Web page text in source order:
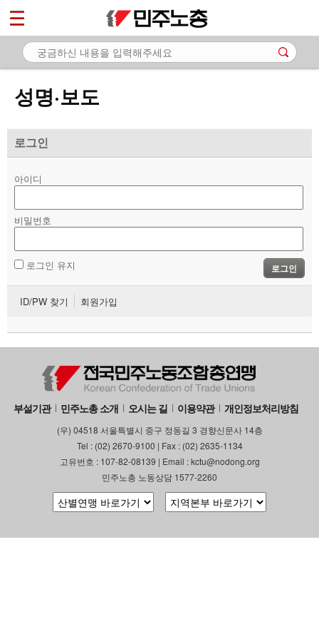
성명·보도
로그인
아이디
비밀번호
로그인 유지 로그인
ID/PW 찾기 회원가입
부설기관 민주노총 소개 오시는 길 이용약관 개인정보처리방침
(우) 04518 서울특별시 중구 정동길 3 경향신문사 14층
Tel : (02) 2670-9100 | Fax : (02) 2635-1134
고유번호 : 107-82-08139 | Email : kctu@nodong.org
민주노총 노동상담 1577-2260
마이페이지
소개
- 공지사항
- 성명·보도
자료
부설기관
업무